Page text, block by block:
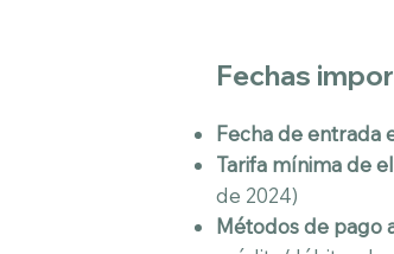
Fechas
Fecha de entrada
Tarifa mínima de
de 2024)
Métodos de pago